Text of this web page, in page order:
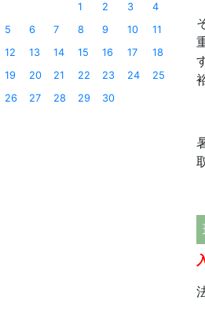
1
2 3
4
5
6 7 8 9 10
11
12
13 14 15 16 17
18
19
20 21 22 23 24
25
26
27 28 29 30